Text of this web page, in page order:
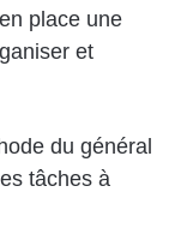
place une
et
du général
tâches à